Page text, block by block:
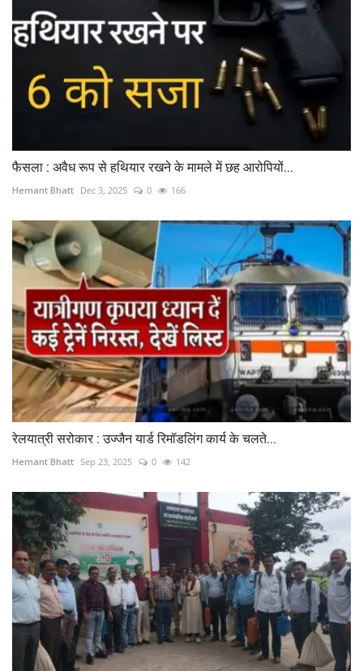
फैसला : अवैध रूप से हथियार रखने के मामले में छह आरोपियों...
Hemant Bhatt Dec 3, 2025 0 166
रेलयात्री सरोकार : उज्जैन यार्ड रिमॉडलिंग कार्य के चलते...
Hemant Bhatt Sep 23, 2025 0 142